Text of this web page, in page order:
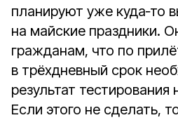
планируют уже куда‑то
на майские праздники.
гражданам, что по
в трёхдневный срок
результат тестирования
Если этого не сделать,